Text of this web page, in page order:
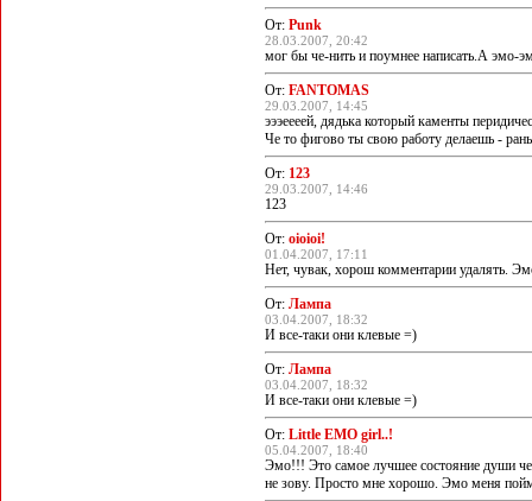
От: Punk
28.03.2007, 20:42
мог бы че-нить и поумнее написать.А
От: FANTOMAS
29.03.2007, 14:45
эээеееей, дядька который каменты
Че то фигово ты свою работу делаешь -
От: 123
29.03.2007, 14:46
123
От: oioioi!
01.04.2007, 17:11
Нет, чувак, хорош комментарии удалять.
От: Лампа
03.04.2007, 18:32
И все-таки они клевые =)
От: Лампа
03.04.2007, 18:32
И все-таки они клевые =)
От: Little EMO girl..!
05.04.2007, 18:40
Эмо!!! Это самое лучшее состояние души
не зову. Просто мне хорошо. Эмо меня